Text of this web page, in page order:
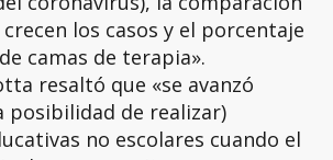
los casos y el porcentaje
camas de terapia».
resaltó que «se avanzó
posibilidad de realizar)
no escolares cuando el